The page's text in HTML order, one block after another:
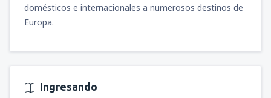
domésticos e internacionales a numerosos destinos de
Europa.
Ingresando